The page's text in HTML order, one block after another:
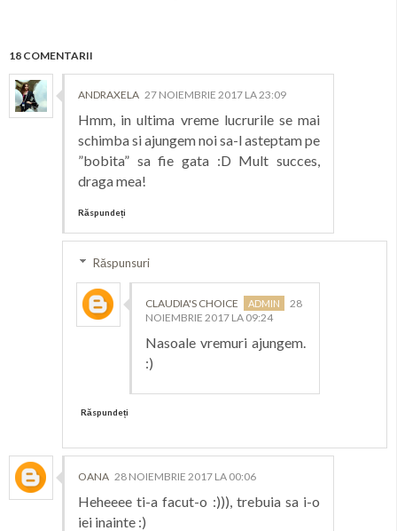
18 COMENTARII
ANDRAXELA 27 NOIEMBRIE 2017 LA 23:09
Hmm, in ultima vreme lucrurile se mai
schimba si ajungem noi sa-l asteptam pe
”bobita” sa fie gata :D Mult succes,
draga mea!
Răspundeți
Răspunsuri
CLAUDIA'S CHOICE
28
NOIEMBRIE 2017 LA 09:24
Nasoale vremuri ajungem.
:)
Răspundeți
OANA 28 NOIEMBRIE 2017 LA 00:06
Heheeee ti-a facut-o :))), trebuia sa i-o
iei inainte :)